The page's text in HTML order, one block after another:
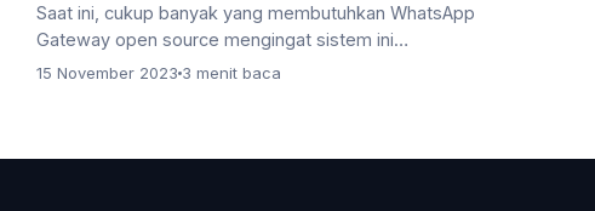
Saat ini, cukup banyak yang membutuhkan WhatsApp
Gateway open source mengingat sistem ini
menawarkan kelebihan yang tidak ditemui …
15 November 2023 3 menit baca